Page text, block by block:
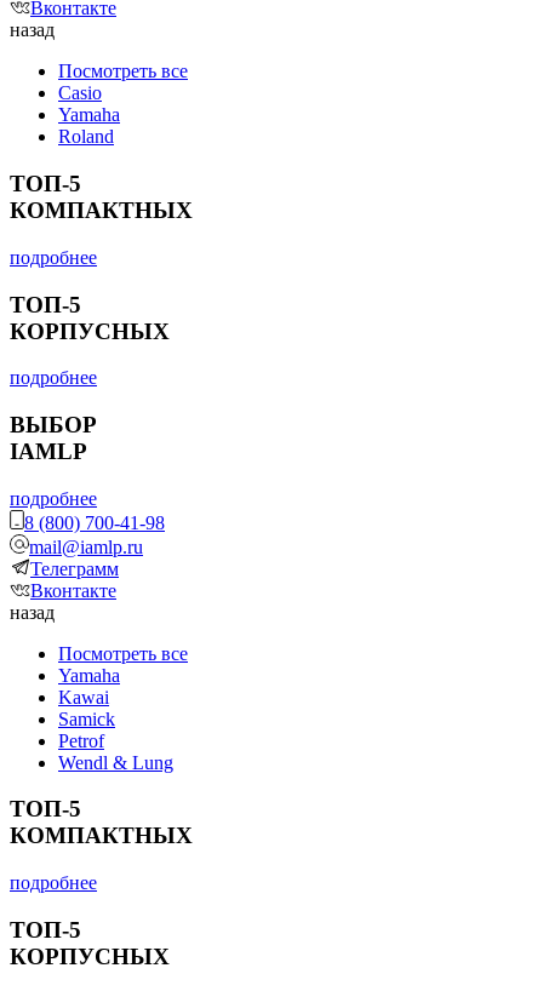
Вконтакте
назад
Посмотреть все
Casio
Yamaha
Roland
ТОП-5
КОМПАКТНЫХ
подробнее
ТОП-5
КОРПУСНЫХ
подробнее
ВЫБОР
IAMLP
подробнее
8 (800) 700-41-98
mail@iamlp.ru
Телеграмм
Вконтакте
назад
Посмотреть все
Yamaha
Kawai
Samick
Petrof
Wendl & Lung
ТОП-5
КОМПАКТНЫХ
подробнее
ТОП-5
КОРПУСНЫХ